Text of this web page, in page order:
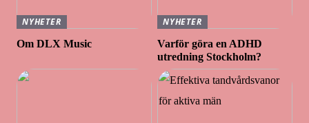
NYHETER
Om DLX Music
NYHETER
Varför göra en ADHD
utredning Stockholm?